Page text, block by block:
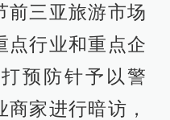
前三亚旅游市场
点行业和重点企
预防针予以警
家进行暗访，